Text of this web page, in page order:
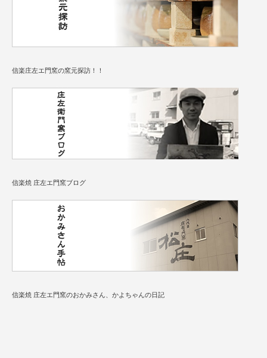
信楽庄左エ門窯の窯元探訪！！
信楽焼 庄左エ門窯ブログ
信楽焼 庄左エ門窯のおかみさん、かよちゃんの日記